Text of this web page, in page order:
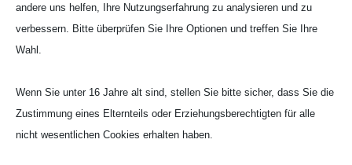
DGUV 3 & DIN VDE konforme Prüfungenfür
elektrische Sicherheit
Jetzt Termin vereinbaren!
Verlassen Sie sich auf eine professionelle
andere uns helfen, Ihre Nutzungserfahrung zu analysieren und zu
verbessern. Bitte überprüfen Sie Ihre Optionen und treffen Sie Ihre
Wahl.
Wenn Sie unter 16 Jahre alt sind, stellen Sie bitte sicher, dass Sie die
Zustimmung eines Elternteils oder Erziehungsberechtigten für alle
nicht wesentlichen Cookies erhalten haben.